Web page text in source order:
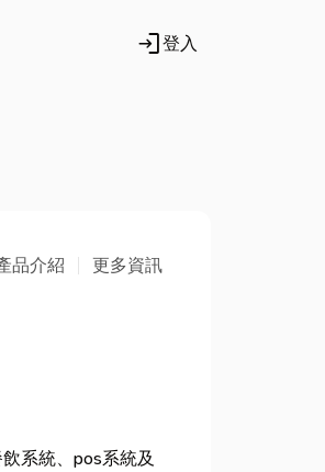
login登入
品介紹 更多資訊
系統、pos系統及